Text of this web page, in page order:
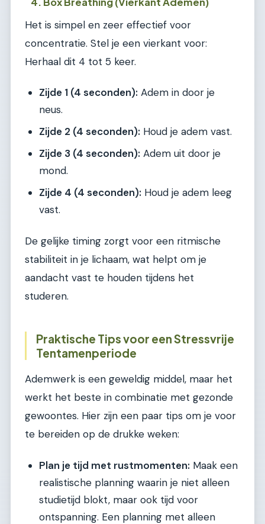
Het is simpel en zeer effectief voor
concentratie. Stel je een vierkant voor:
Herhaal dit 4 tot 5 keer.
Zijde 1 (4 seconden): Adem in door je
neus.
Zijde 2 (4 seconden): Houd je adem vast.
Zijde 3 (4 seconden): Adem uit door je
mond.
Zijde 4 (4 seconden): Houd je adem leeg
vast.
De gelijke timing zorgt voor een ritmische
stabiliteit in je lichaam, wat helpt om je
aandacht vast te houden tijdens het
studeren.
Praktische Tips voor een Stressvrije
Tentamenperiode
Ademwerk is een geweldig middel, maar het
werkt het beste in combinatie met gezonde
gewoontes. Hier zijn een paar tips om je voor
te bereiden op de drukke weken:
Plan je tijd met rustmomenten: Maak een
realistische planning waarin je niet alleen
studietijd blokt, maar ook tijd voor
ontspanning. Een planning met alleen